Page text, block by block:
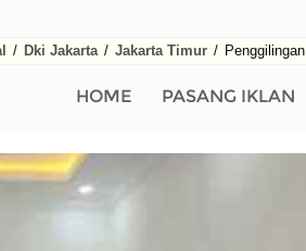
/ Dki Jakarta / Jakarta Timur / Penggilingan
HOME PASANG IKLAN